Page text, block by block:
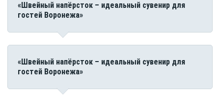
«Швейный напёрсток – идеальный сувенир для
гостей Воронежа»
«Швейный напёрсток – идеальный сувенир для
гостей Воронежа»